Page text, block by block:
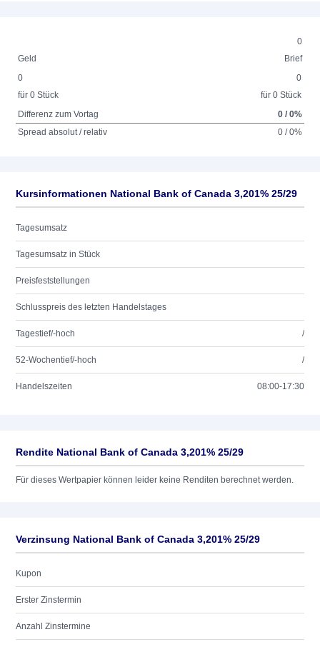
0
Geld
Brief
0
für 0 Stück
0
für 0 Stück
Differenz zum Vortag
0 / 0%
Spread absolut / relativ
0 / 0%
Kursinformationen National Bank of Canada 3,201% 25/29
Tagesumsatz
Tagesumsatz in Stück
Preisfeststellungen
Schlusspreis des letzten Handelstages
Tagestief/-hoch /
52-Wochentief/-hoch /
Handelszeiten 08:00-17:30
Rendite National Bank of Canada 3,201% 25/29
Für dieses Wertpapier können leider keine Renditen berechnet werden.
Verzinsung National Bank of Canada 3,201% 25/29
Kupon
Erster Zinstermin
Anzahl Zinstermine